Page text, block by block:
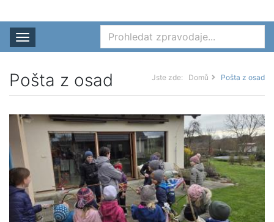
Rozbalit nabídku
Pošta z osad Jste zde: Domů Pošta z osad